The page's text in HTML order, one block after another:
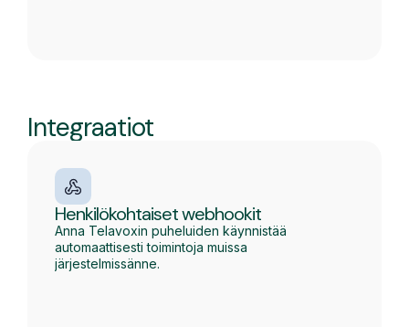
Integraatiot
Henkilökohtaiset webhookit
Anna Telavoxin puheluiden käynnistää
automaattisesti toimintoja muissa
järjestelmissänne.